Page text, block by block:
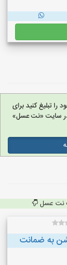
تبلیغ کنید برای
سایت «نت عسل»
نت عسل